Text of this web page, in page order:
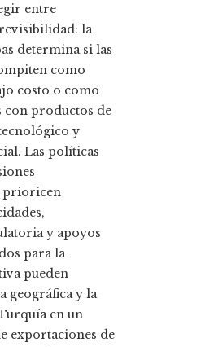
entre
la
determina si las
como
costo o como
con productos de
y
Las políticas
prioricen
y apoyos
para la
pueden
geográfica y la
en un
exportaciones de